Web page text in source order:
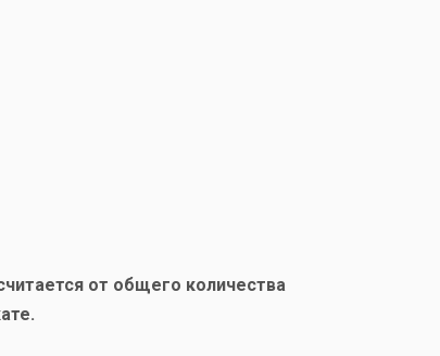
от общего количества